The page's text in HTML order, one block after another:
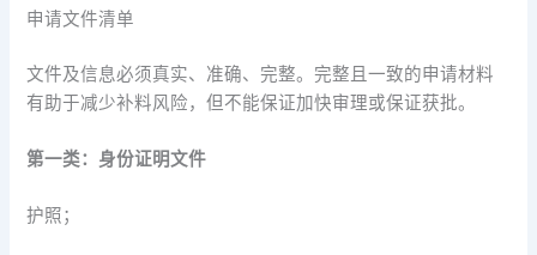
申请文件清单
文件及信息必须真实、准确、完整。完整且一致的申请材料
有助于减少补料风险，但不能保证加快审理或保证获批。
第一类：身份证明文件
护照；